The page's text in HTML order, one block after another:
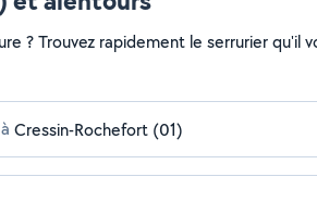
? Trouvez rapidement le serrurier qu'il
à